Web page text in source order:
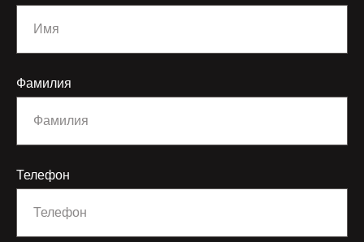
Фамилия
Телефон